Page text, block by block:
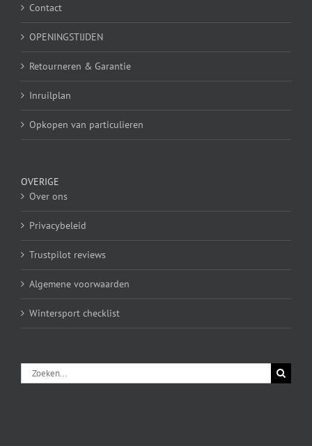
Contact
OPENINGSTIJDEN
Retourneren & Garantie
Inruilplan
Opkopen van particulieren
OVERIGE
Over ons
Privacybeleid
Trustpilot reviews
Algemene voorwaarden
Wintersport checklist
Zoeken
naar: